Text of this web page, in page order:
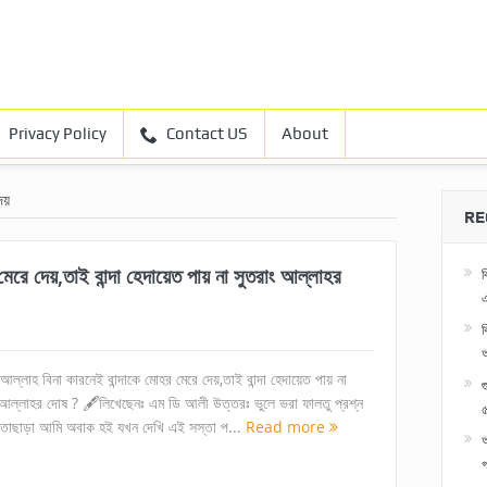
Privacy Policy Contact US About
দেয়,তাই বান্দা হেদায়েত পায় না সুতরাং আল্লাহর
বিনা কারনেই বান্দাকে মোহর মেরে দেয়,তাই বান্দা হেদায়েত পায় না
দোষ ? 🖋লিখেছেনঃ এম ডি আলী উত্তরঃ ভুলে ভরা ফালতু প্রশ্ন
আমি অবাক হই যখন দেখি এই সস্তা প... Read more